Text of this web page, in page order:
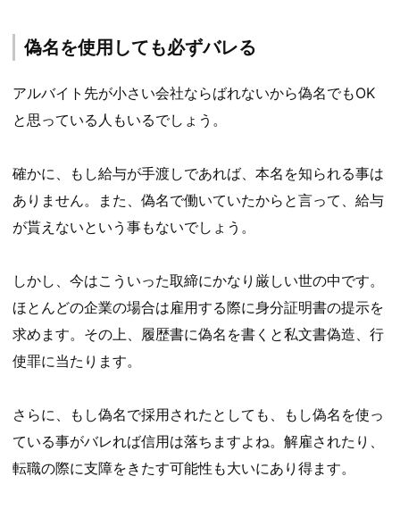
偽名を使用しても必ずバレる
アルバイト先が小さい会社ならばれないから偽名でもOK
と思っている人もいるでしょう。
確かに、もし給与が手渡しであれば、本名を知られる事は
ありません。また、偽名で働いていたからと言って、給与
が貰えないという事もないでしょう。
しかし、今はこういった取締にかなり厳しい世の中です。
ほとんどの企業の場合は雇用する際に身分証明書の提示を
求めます。その上、履歴書に偽名を書くと私文書偽造、行
使罪に当たります。
さらに、もし偽名で採用されたとしても、もし偽名を使っ
ている事がバレれば信用は落ちますよね。解雇されたり、
転職の際に支障をきたす可能性も大いにあり得ます。